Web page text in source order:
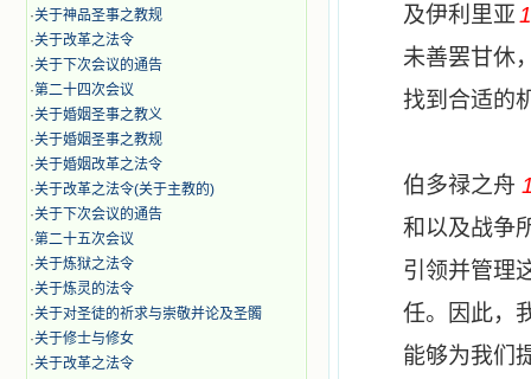
·关于神品圣事之教规
·关于改革之法令
·关于下次会议的通告
·第二十四次会议
·关于婚姻圣事之教义
·关于婚姻圣事之教规
·关于婚姻改革之法令
·关于改革之法令(关于主教的)
·关于下次会议的通告
·第二十五次会议
·关于炼狱之法令
·关于炼灵的法令
·关于对圣徒的祈求与崇敬并论及圣髑
·关于修士与修女
·关于改革之法令
及伊利里亚
未善罢甘休
找到合适的
伯多禄之舟
和以及战争
引领并管理
任。因此，
能够为我们